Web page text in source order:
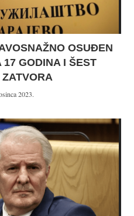
OSUĐEN
17 GODINA I ŠEST
2023.